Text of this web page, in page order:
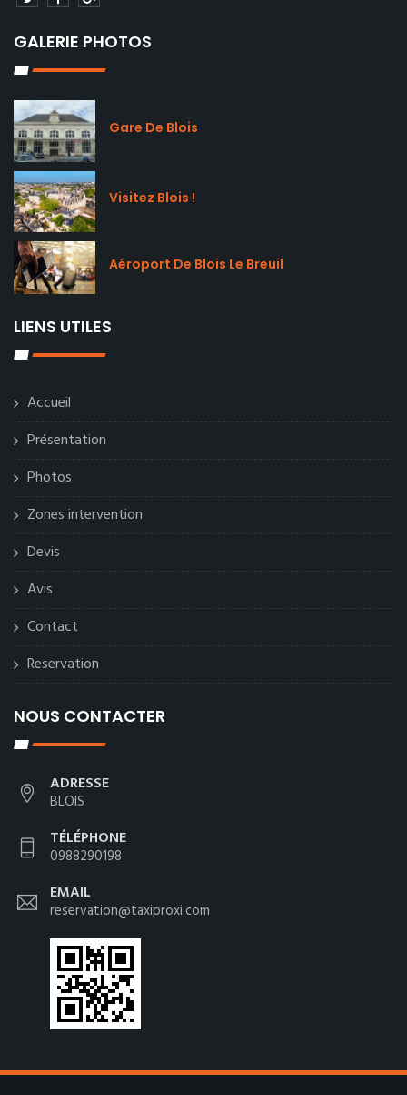
GALERIE PHOTOS
Gare De Blois
Visitez Blois !
Aéroport De Blois Le Breuil
LIENS UTILES
Accueil
Présentation
Photos
Zones intervention
Devis
Avis
Contact
Reservation
NOUS CONTACTER
ADRESSE
BLOIS
TÉLÉPHONE
0988290198
EMAIL
reservation@taxiproxi.com